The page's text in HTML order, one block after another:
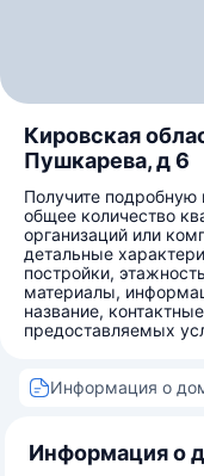
Кировская
Пушкарева, д 6
Получите
общее количество
организаций или
детальные
постройки,
материалы,
название,
предоставляемых
Информация о
Информация о